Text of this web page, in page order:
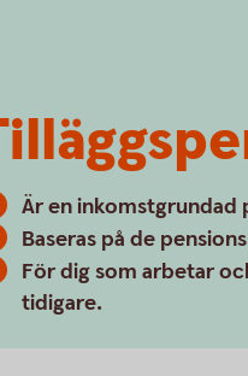
Är en inkomstgrundad
Baseras på de
För dig som arbetar
tidigare.